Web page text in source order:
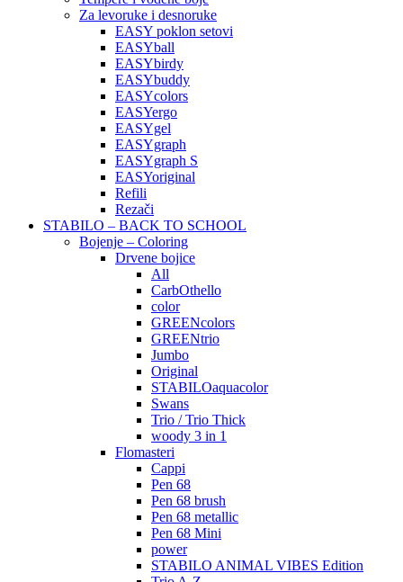
Za levoruke i desnoruke
EASY poklon setovi
EASYball
EASYbirdy
EASYbuddy
EASYcolors
EASYergo
EASYgel
EASYgraph
EASYgraph S
EASYoriginal
Refili
Rezači
STABILO – BACK TO SCHOOL
Bojenje – Coloring
Drvene bojice
All
CarbOthello
color
GREENcolors
GREENtrio
Jumbo
Original
STABILOaquacolor
Swans
Trio / Trio Thick
woody 3 in 1
Flomasteri
Cappi
Pen 68
Pen 68 brush
Pen 68 metallic
Pen 68 Mini
power
STABILO ANIMAL VIBES Edition